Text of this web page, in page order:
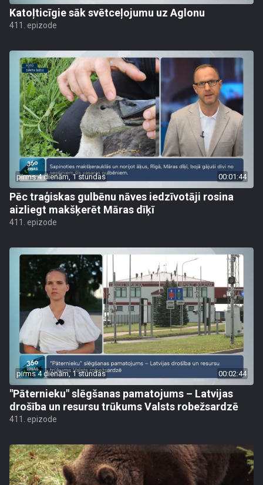
Katoļticīgie sāk svētceļojumu uz Aglonu
411. epizode
pirms 4 dienām, 1 stundas 00:01:44
Pēc traģiskas gulbēnu nāves iedzīvotāji rosina
aizliegt makšķerēt Māras dīķī
411. epizode
pirms 4 dienām, 1 stundas 00:02:44
"Pāternieku" slēgšanas pamatojums – Latvijas
drošība un resursu trūkums Valsts robežsardzē
411. epizode